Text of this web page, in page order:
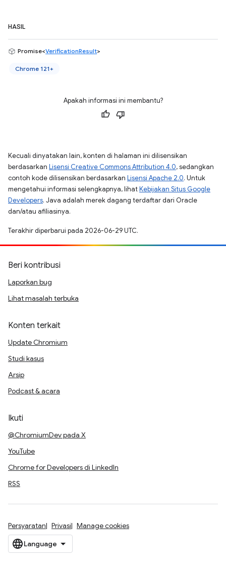
HASIL
Promise<VerificationResult>
Chrome 121+
Apakah informasi ini membantu?
Kecuali dinyatakan lain, konten di halaman ini dilisensikan
berdasarkan Lisensi Creative Commons Attribution 4.0, sedangkan
contoh kode dilisensikan berdasarkan Lisensi Apache 2.0. Untuk
mengetahui informasi selengkapnya, lihatKebijakan Situs Google
Developers. Java adalah merek dagang terdaftar dari Oracle
dan/atau afiliasinya.
Terakhir diperbarui pada 2026-06-29 UTC.
Beri kontribusi
Laporkan bug
Lihat masalah terbuka
Konten terkait
Update Chromium
Studi kasus
Arsip
Podcast & acara
Ikuti
@ChromiumDev pada X
YouTube
Chrome for Developers di LinkedIn
RSS
Persyaratan Privasi Manage cookies